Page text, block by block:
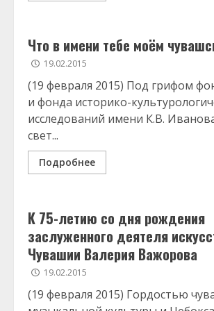
Что в имени тебе моём
19.02.2015
(19 февраля 2015) Под грифом
и фонда историко-
исследований имени К.В.
свет...
Подробнее
К 75-летию со дня рождения
заслуженного деятеля
Чувашии Валерия Важорова
19.02.2015
(19 февраля 2015) Гордостью